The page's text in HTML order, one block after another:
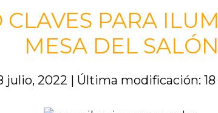
CLAVES PARA
MESA DEL SALÓN
julio, 2022 | Última modificación: